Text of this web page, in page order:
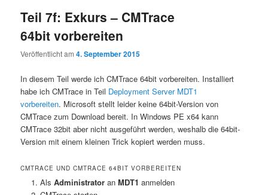
Teil 7f: Exkurs – CMTrace
64bit vorbereiten
Veröffentlicht am4. September 2015
In diesem Teil werde ich CMTrace 64bit vorbereiten. Installiert
habe ich CMTrace in Teil Deployment Server MDT1
vorbereiten. Microsoft stellt leider keine 64bit-Version von
CMTrace zum Download bereit. In Windows PE x64 kann
CMTrace 32bit aber nicht ausgeführt werden, weshalb die 64bit-
Version mit einem kleinen Trick kopiert werden muss.
CMTRACE UND CMTRACE 64BIT VORBEREITEN
Als Administratoran MDT1 anmelden